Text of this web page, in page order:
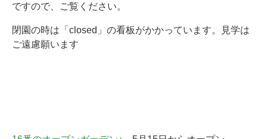
ですので、ご覧ください。
閉園の時は「closed」の看板がかかっています。見学は
ご遠慮願います